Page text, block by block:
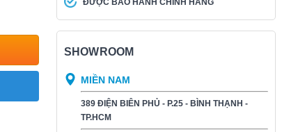
ĐƯỢC BẢO HÀNH CHÍNH HÃNG
SHOWROOM
MIỀN NAM
389 ĐIỆN BIÊN PHỦ - P.25 - BÌNH THẠNH -
TP.HCM